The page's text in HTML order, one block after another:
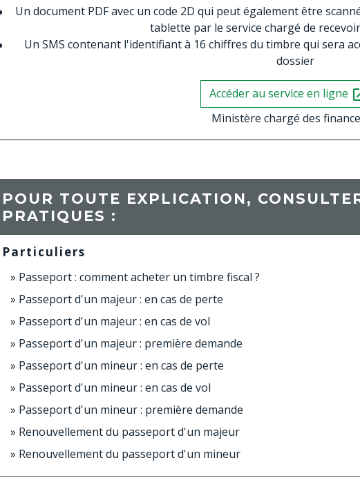
Un document PDF avec un code 2D qui peut également être
tablette par le service chargé de
Un SMS contenant l'identifiant à 16 chiffres du timbre qui sera
dossier
Accéder au service en ligne
Ministère chargé des
POUR TOUTE EXPLICATION,
PRATIQUES :
Particuliers
Passeport : comment acheter un timbre fiscal ?
Passeport d'un majeur : en cas de perte
Passeport d'un majeur : en cas de vol
Passeport d'un majeur : première demande
Passeport d'un mineur : en cas de perte
Passeport d'un mineur : en cas de vol
Passeport d'un mineur : première demande
Renouvellement du passeport d'un majeur
Renouvellement du passeport d'un mineur